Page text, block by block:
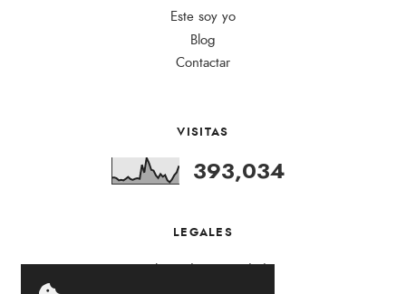
Este soy yo
Blog
Contactar
VISITAS
393,034
LEGALES
Política de Privacidad